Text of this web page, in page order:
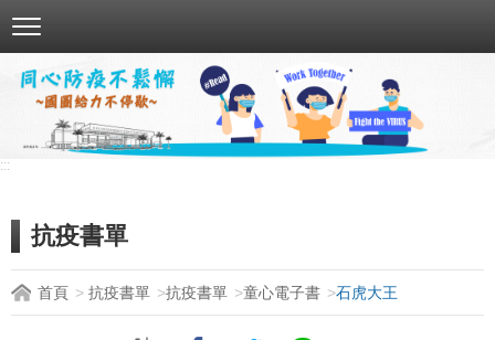
到
區
:::
抗疫書單
首頁 抗疫書單 抗疫書單 童心電子書 石虎大王